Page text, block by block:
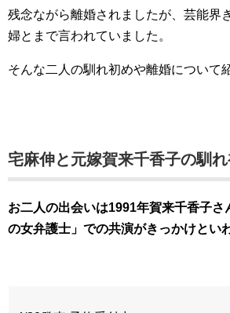
残念ながら離婚されましたが、芸能界
婦とまで言われていました。
そんな二人の馴れ初めや離婚について
宅麻伸と元嫁賀来千香子の馴
お二人の出会いは1991年賀来千香子さ
の女弁護士」での共演がきっかけとい